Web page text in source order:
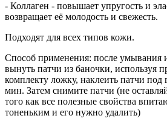
- Коллаген - повышает упругость и
возвращает её молодость и свежесть.
Подходят для всех типов кожи.
Способ применения: после умывания
вынуть патчи из баночки, используя
комплекту ложку, наклеить патчи под
мин. Затем снимите патчи (не
того как все полезные свойства
тоненьким и его нужно удалить)